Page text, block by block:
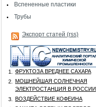
Вспененные пластики
Трубы
Экспорт статей (rss)
1.
ФРУКТОЗА ВРЕДНЕЕ САХАРА
2.
МОЩНЕЙШАЯ СОЛНЕЧНАЯ
ЭЛЕКТРОСТАНЦИЯ В РОССИИ
3.
ВОЗДЕЙСТВИЕ КОФЕИНА